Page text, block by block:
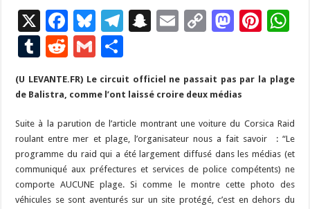
X
F
ac
e
b
o
k
Bl
u
es
ky
T
gr
m
S
p
h
at
E
l
C
y
n
k
M
d
n
Pi
es
p
T
m
bl
r
R
d
di
t
G
m
ai
l
ar
ta
g
er
(U LEVANTE.FR) Le circuit officiel ne passait pas par la plage
de Balistra, comme l’ont laissé croire deux médias
Suite à la parution de l’article montrant une voiture du Corsica Raid
roulant entre mer et plage, l’organisateur nous a fait savoir : “Le
programme du raid qui a été largement diffusé dans les médias (et
communiqué aux préfectures et services de police compétents) ne
comporte AUCUNE plage. Si comme le montre cette photo des
véhicules se sont aventurés sur un site protégé, c’est en dehors du